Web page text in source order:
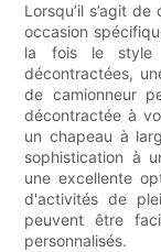
Lorsqu’il s’agit
occasion
la fois le style
décontractées,
de camionneur
décontractée à
un chapeau à
sophistication à
une excellente
d'activités de
peuvent être
personnalisés.